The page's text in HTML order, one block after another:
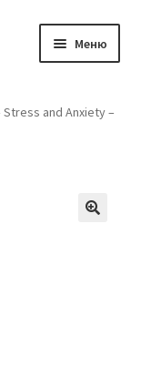
Меню
Stress and Anxiety –